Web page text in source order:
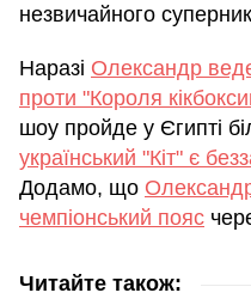
незвичайного
Наразі Олександр
проти "Короля
шоу пройде у Єгипті
український "Кіт" є
Додамо, що
чемпіонський пояс
Читайте також: